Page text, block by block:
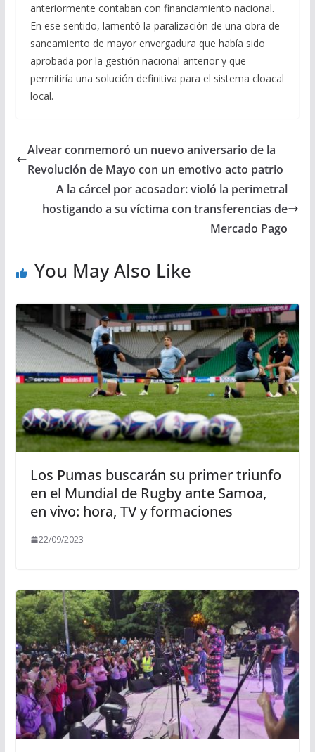
anteriormente contaban con financiamiento nacional.
En ese sentido, lamentó la paralización de una obra de
saneamiento de mayor envergadura que había sido
aprobada por la gestión nacional anterior y que
permitiría una solución definitiva para el sistema cloacal
local.
Alvear conmemoró un nuevo aniversario de la
Revolución de Mayo con un emotivo acto patrio
A la cárcel por acosador: violó la perimetral
hostigando a su víctima con transferencias de
Mercado Pago
You May Also Like
Los Pumas buscarán su primer triunfo
en el Mundial de Rugby ante Samoa,
en vivo: hora, TV y formaciones
22/09/2023